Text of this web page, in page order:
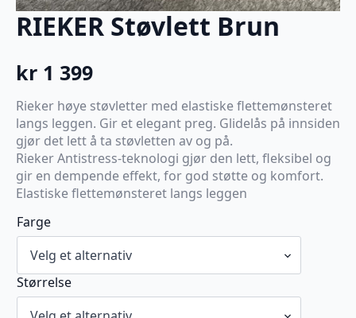
RIEKER Støvlett Brun
kr 1 399
Rieker høye støvletter med elastiske flettemønsteret
langs leggen. Gir et elegant preg. Glidelås på innsiden
gjør det lett å ta støvletten av og på.
Rieker Antistress-teknologi gjør den lett, fleksibel og
gir en dempende effekt, for god støtte og komfort.
Elastiske flettemønsteret langs leggen
Farge
Størrelse